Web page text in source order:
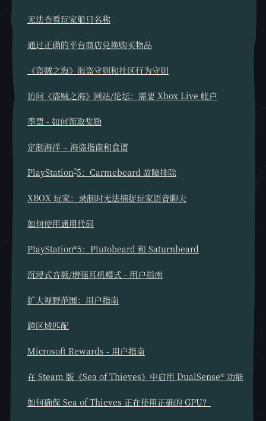
无法查看玩家船只名称
通过正确的平台商店兑换购买物品
《盗贼之海》海盗守则和社区行为守则
访问《盗贼之海》网站/论坛：需要 Xbox Live 帐户
季票 - 如何领取奖励
定制海洋 – 海盗指南和食谱
PlayStation®5：Carmebeard 故障排除
XBOX 玩家：录制时无法捕捉玩家语音聊天
如何使用通用代码
PlayStation®5：Plutobeard 和 Saturnbeard
沉浸式音频/增强耳机模式 - 用户指南
扩大视野范围：用户指南
跨区域匹配
Microsoft Rewards - 用户指南
在 Steam 版《Sea of Thieves》中启用 DualSense® 功能
如何确保 Sea of Thieves 正在使用正确的 GPU？